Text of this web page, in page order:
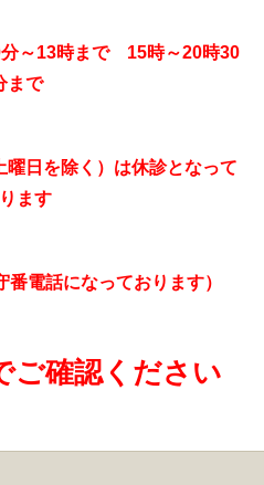
～13時まで 15時～20時30
まで
曜日を除く）は休診となって
ます
番電話になっております）
ご確認ください